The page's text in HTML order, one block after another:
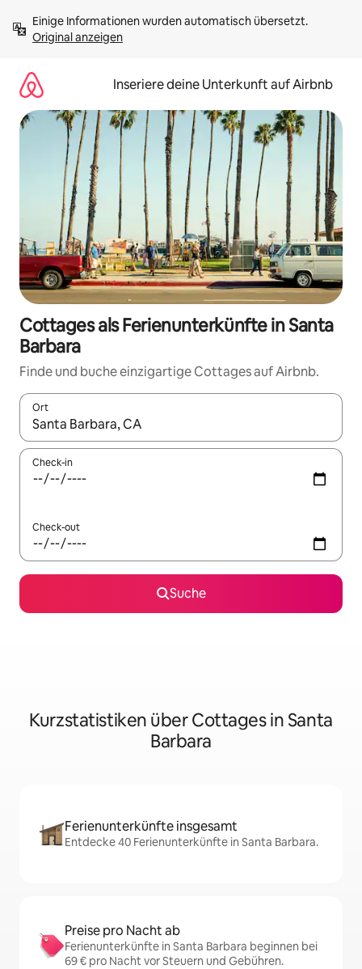
Inhalten
springenOriginal anzeigen
Inseriere deine Unterkunft auf Airbnb
Cottages als Ferienunterkünfte in Santa
Barbara
Finde und buche einzigartige Cottages auf Airbnb.
Ort
Wenn Ergebnisse verfügbar sind, navigiere mit den
Check-in
Check-out
Suche
Kurzstatistiken über Cottages in Santa
Barbara
Ferienunterkünfte insgesamt
Entdecke 40 Ferienunterkünfte in Santa Barbara.
Preise pro Nacht ab
Ferienunterkünfte in Santa Barbara beginnen bei
69 € pro Nacht vor Steuern und Gebühren.